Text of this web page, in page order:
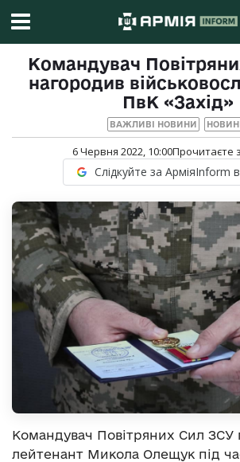
Командувач
нагородив
ПвК «Захід»
ВАЖЛИВІ НОВИНИ
6 Червня 2022, 10:00Прочитаєте
Слідкуйте за АрміяInform
Командувач Повітряних Сил ЗСУ
лейтенант Микола Олещук під